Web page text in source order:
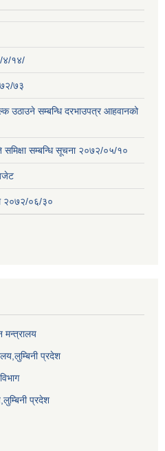
४/१४/
७३
उठाउने सम्बन्धि दरभाउपत्र आहवानको
सम्बन्धि सूचना २०७२/०५/१०
२०७२/०६/३०
मन्त्रालय
प्रदेश
प्रदेश